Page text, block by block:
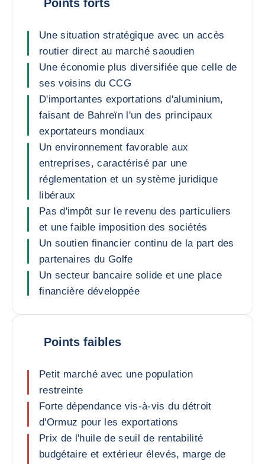
Points forts
Une situation stratégique avec un accès
routier direct au marché saoudien
Une économie plus diversifiée que celle de
ses voisins du CCG
D'importantes exportations d'aluminium,
faisant de Bahreïn l'un des principaux
exportateurs mondiaux
Un environnement favorable aux
entreprises, caractérisé par une
réglementation et un système juridique
libéraux
Pas d'impôt sur le revenu des particuliers
et une faible imposition des sociétés
Un soutien financier continu de la part des
partenaires du Golfe
Un secteur bancaire solide et une place
financière développée
Points faibles
Petit marché avec une population
restreinte
Forte dépendance vis-à-vis du détroit
d'Ormuz pour les exportations
Prix de l'huile de seuil de rentabilité
budgétaire et extérieur élevés, marge de